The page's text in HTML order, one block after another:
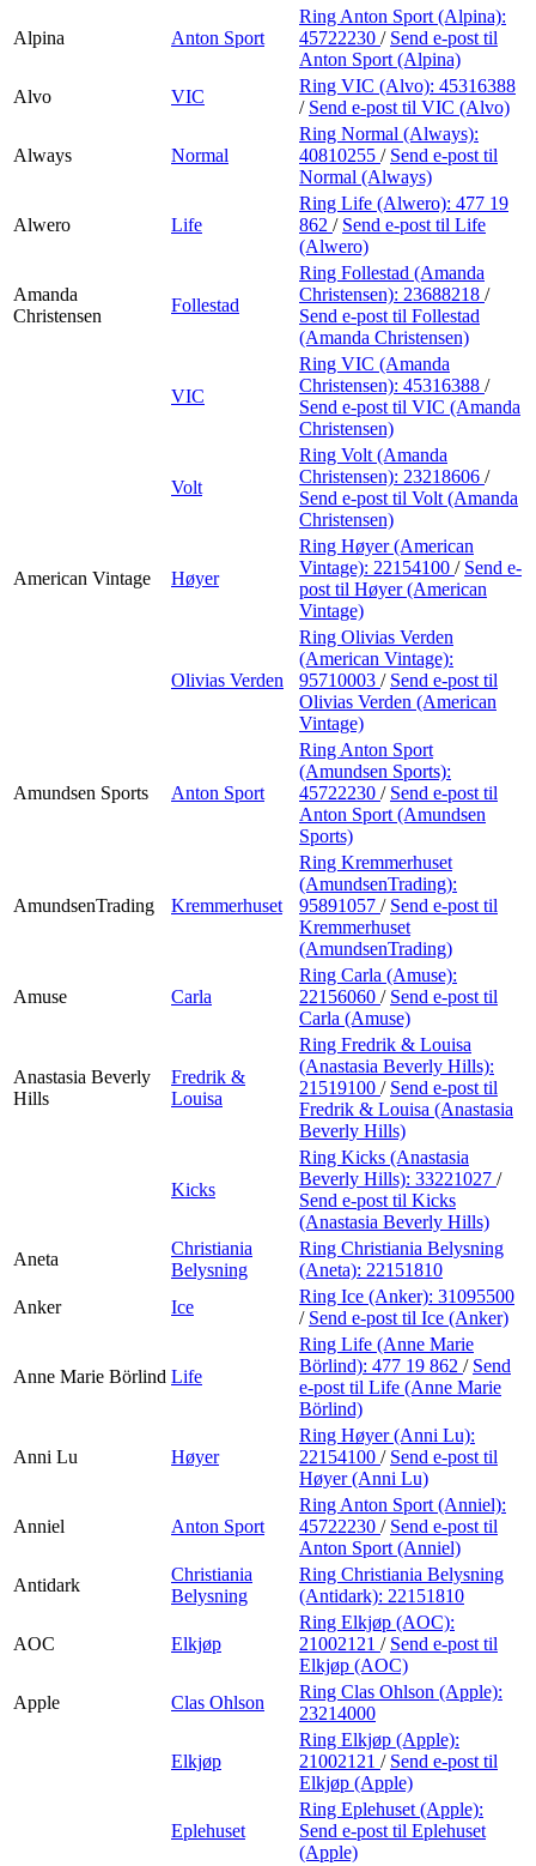
Alpina Anton Sport
Ring Anton Sport (Alpina):
45722230 / Send e-post til
Anton Sport (Alpina)
Alvo
VIC
Ring VIC (Alvo): 45316388
/ Send e-post til VIC (Alvo)
Always Normal
Ring Normal (Always):
40810255 / Send e-post til
Normal (Always)
Alwero Life
Ring Life (Alwero): 477 19
862 / Send e-post til Life
(Alwero)
Amanda
Christensen
Follestad
Ring Follestad (Amanda
Christensen): 23688218 /
Send e-post til Follestad
(Amanda Christensen)
VIC
Ring VIC (Amanda
Christensen): 45316388 /
Send e-post til VIC (Amanda
Christensen)
Volt
Ring Volt (Amanda
Christensen): 23218606 /
Send e-post til Volt (Amanda
Christensen)
American Vintage Høyer
Ring Høyer (American
Vintage): 22154100 / Send e-
post til Høyer (American
Vintage)
Olivias Verden
Ring Olivias Verden
(American Vintage):
95710003 / Send e-post til
Olivias Verden (American
Vintage)
Amundsen Sports Anton Sport
Ring Anton Sport
(Amundsen Sports):
45722230 / Send e-post til
Anton Sport (Amundsen
Sports)
AmundsenTrading Kremmerhuset
Ring Kremmerhuset
(AmundsenTrading):
95891057 / Send e-post til
Kremmerhuset
(AmundsenTrading)
Amuse Carla
Ring Carla (Amuse):
22156060 / Send e-post til
Carla (Amuse)
Anastasia Beverly
Hills
Fredrik &
Louisa
Ring Fredrik & Louisa
(Anastasia Beverly Hills):
21519100 / Send e-post til
Fredrik & Louisa (Anastasia
Beverly Hills)
Kicks
Ring Kicks (Anastasia
Beverly Hills): 33221027 /
Send e-post til Kicks
(Anastasia Beverly Hills)
Aneta
Christiania
Belysning
Ring Christiania Belysning
(Aneta): 22151810
Anker
Ice
Ring Ice (Anker): 31095500
/ Send e-post til Ice (Anker)
Anne Marie Börlind Life
Ring Life (Anne Marie
Börlind): 477 19 862 / Send
e-post til Life (Anne Marie
Börlind)
Anni Lu Høyer
Ring Høyer (Anni Lu):
22154100 / Send e-post til
Høyer (Anni Lu)
Anniel Anton Sport
Ring Anton Sport (Anniel):
45722230 / Send e-post til
Anton Sport (Anniel)
Antidark
Christiania
Belysning
Ring Christiania Belysning
(Antidark): 22151810
AOC Elkjøp
Ring Elkjøp (AOC):
21002121 / Send e-post til
Elkjøp (AOC)
Apple
Clas Ohlson
Ring Clas Ohlson (Apple):
23214000
Elkjøp
Ring Elkjøp (Apple):
21002121 / Send e-post til
Elkjøp (Apple)
Eplehuset
Ring Eplehuset (Apple):
Send e-post til Eplehuset
(Apple)